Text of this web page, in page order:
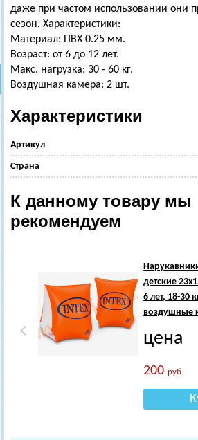
даже при частом использовании они
сезон. Характеристики:
Материал: ПВХ 0.25 мм.
Возраст: от 6 до 12 лет.
Макс. нагрузка: 30 - 60 кг.
Воздушная камера: 2 шт.
Характеристики
Артикул
Страна
К данному товару мы
рекомендуем
детские
6 лет, 18-30
воздушные
цена
200руб.